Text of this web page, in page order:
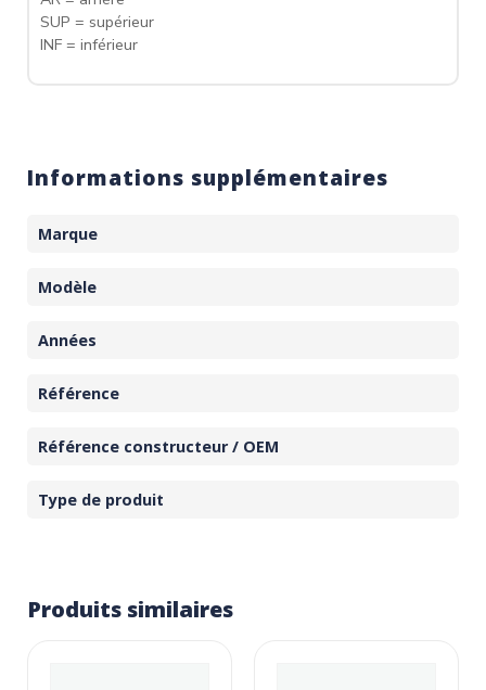
SUP = supérieur
INF = inférieur
Informations supplémentaires
Marque
Modèle
Années
Référence
Référence constructeur / OEM
Type de produit
Produits similaires